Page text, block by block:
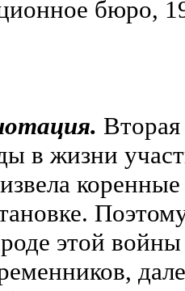
бюро,
в жизни
этой войны